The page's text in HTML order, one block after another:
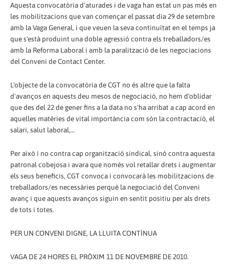
Aquesta convocatòria d'aturades i de vaga han estat un pas més en
les mobilitzacions que van començar el passat dia 29 de setembre
amb la Vaga General, i que veuen la seva continuïtat en el temps ja
que s'està produint una doble agressió contra els treballadors/es
amb la Reforma Laboral i amb la paralització de les negociacions
del Conveni de Contact Center.
L'objecte de la convocatòria de CGT no és altre que la falta
d'avanços en aquests deu mesos de negociació, no hem d'oblidar
que des del 22 de gener fins a la data no s'ha arribat a cap acord en
aquelles matèries de vital importància com són la contractació, el
salari, salut laboral,…
Per això i no contra cap organització sindical, sinó contra aquesta
patronal cobejosa i avara que només vol retallar drets i augmentar
els seus beneficis, CGT convoca i convocarà les mobilitzacions de
treballadors/es necessàries perquè la negociació del Conveni
avanç i que aquests avanços siguin en sentit positiu per als drets
de tots i totes.
PER UN CONVENI DIGNE, LA LLUITA CONTÍNUA
VAGA DE 24 HORES EL PRÒXIM 11 DE NOVEMBRE DE 2010.